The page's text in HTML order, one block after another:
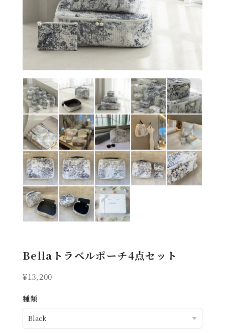
Bellaトラベルポーチ4点セット
¥13,200
種類